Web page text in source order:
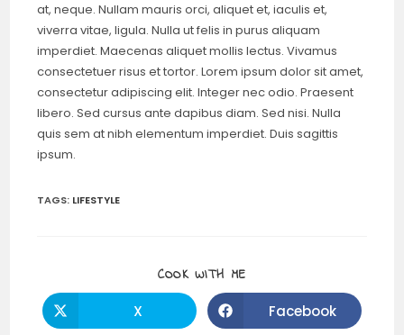
at, neque. Nullam mauris orci, aliquet et, iaculis et,
viverra vitae, ligula. Nulla ut felis in purus aliquam
imperdiet. Maecenas aliquet mollis lectus. Vivamus
consectetuer risus et tortor. Lorem ipsum dolor sit amet,
consectetur adipiscing elit. Integer nec odio. Praesent
libero. Sed cursus ante dapibus diam. Sed nisi. Nulla
quis sem at nibh elementum imperdiet. Duis sagittis
ipsum.
TAGS: LIFESTYLE
COOK WITH ME
X
Facebook